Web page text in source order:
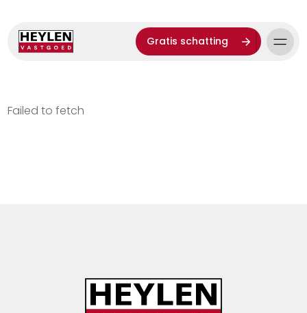
Gratis schatting
Failed to fetch